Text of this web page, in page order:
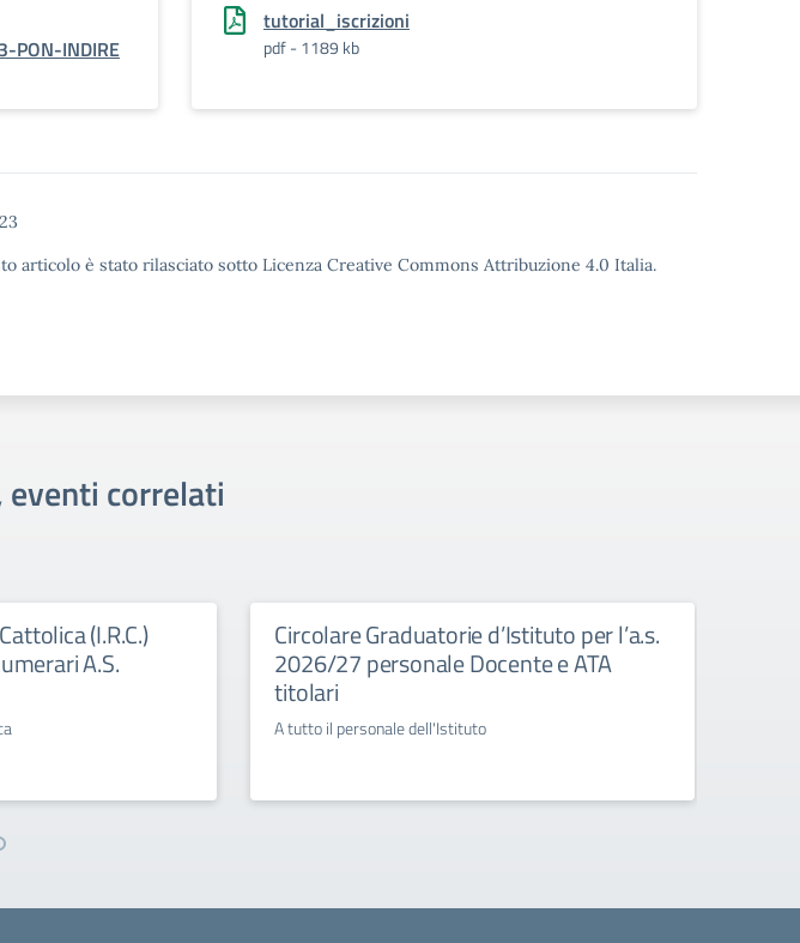
PON-INDIRE
tutorial_iscrizioni
pdf - 1189 kb
articolo è stato rilasciato sotto Licenza Creative Commons Attribuzione 4.0 Italia.
correlati
(I.R.C.)
A.S.
Circolare Graduatorie d’Istituto per l’a.s.
2026/27 personale Docente e ATA
titolari
A tutto il personale dell'Istituto